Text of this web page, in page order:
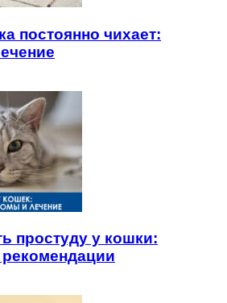
постоянно чихает:
простуду у кошки: